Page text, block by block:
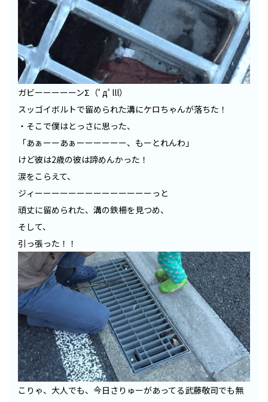
ガビーーーーーンΣ（ﾟдﾟlll）
スッゴイボルトで留められた溝にケロちゃんが落ちた！
・そこで僕はとっさに思った、
「あぁーーあぁーーーーーー、もーとれんわ」
けど彼は2歳の彼は諦めんかった！
涙をこらえて、
ジィーーーーーーーーーーーーーーっと
頑丈に留められた、溝の鉄柵を見つめ、
そして、
引っ張った！！
こりゃ、大人でも、今日さりゅーがあってる武藤敬司でも無